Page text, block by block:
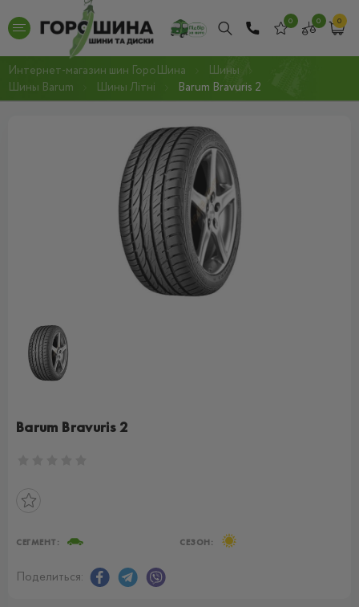
0 0 0
Интернет-магазин шин ГороШина
Шины
Шины Barum
Шины Літні Barum Bravuris 2
Barum Bravuris 2
СЕГМЕНТ: СЕЗОН:
Поделиться: